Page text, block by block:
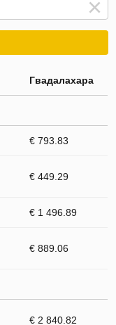
Гвадалахара
€ 793.83
€ 449.29
€ 1 496.89
€ 889.06
€ 2 840.82